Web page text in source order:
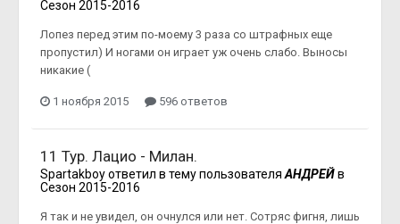
Сезон 2015-2016
Лопез перед этим по-моему 3 раза со штрафных еще
пропустил) И ногами он играет уж очень слабо. Выносы
никакие (
1 ноября 2015 596 ответов
11 Тур. Лацио - Милан.
Spartakboyответил в тему пользователя АНДРЕЙв
Сезон 2015-2016
Я так и не увидел, он очнулся или нет. Сотряс фигня, лишь